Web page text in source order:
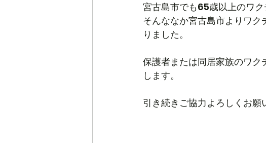
宮古島市でも65歳以上のワク
そんななか宮古島市よりワ
りました。
保護者または同居家族のワ
します。
引き続きご協力よろしくお願